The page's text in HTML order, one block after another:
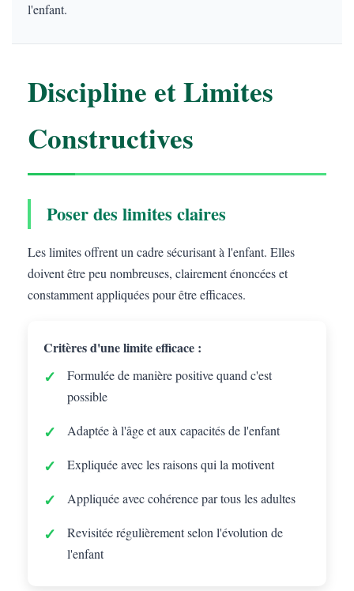
l'enfant.
Discipline et Limites
Constructives
Poser des limites claires
Les limites offrent un cadre sécurisant à l'enfant. Elles
doivent être peu nombreuses, clairement énoncées et
constamment appliquées pour être efficaces.
Critères d'une limite efficace :
Formulée de manière positive quand c'est
possible
Adaptée à l'âge et aux capacités de l'enfant
Expliquée avec les raisons qui la motivent
Appliquée avec cohérence par tous les adultes
Revisitée régulièrement selon l'évolution de
l'enfant